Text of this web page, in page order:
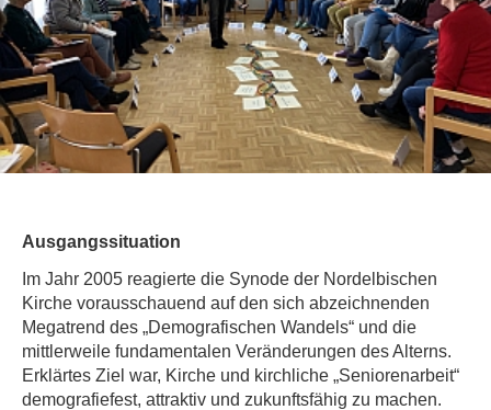
Ausgangssituation
Im Jahr 2005 reagierte die Synode der Nordelbischen
Kirche vorausschauend auf den sich abzeichnenden
Megatrend des „Demografischen Wandels“ und die
mittlerweile fundamentalen Veränderungen des Alterns.
Erklärtes Ziel war, Kirche und kirchliche „Seniorenarbeit“
demografiefest, attraktiv und zukunftsfähig zu machen.